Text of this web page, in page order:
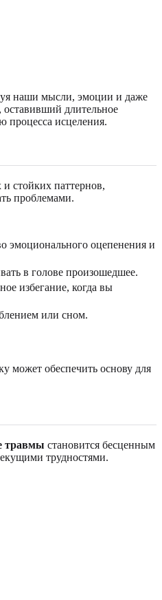
наши мысли, эмоции и даже
длительное
процесса исцеления.
стойких паттернов,
проблемами.
эмоционального оцепенения и
в голове произошедшее.
избегание, когда вы
или сном.
может обеспечить основу для
травмы становится бесценным
трудностями.